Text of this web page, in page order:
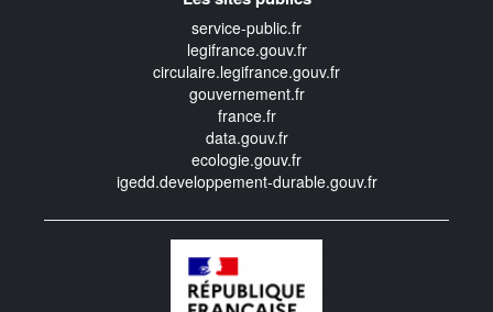
service-public.fr
legifrance.gouv.fr
circulaire.legifrance.gouv.fr
gouvernement.fr
france.fr
data.gouv.fr
ecologie.gouv.fr
igedd.developpement-durable.gouv.fr